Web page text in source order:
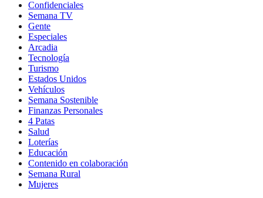
Confidenciales
Semana TV
Gente
Especiales
Arcadia
Tecnología
Turismo
Estados Unidos
Vehículos
Semana Sostenible
Finanzas Personales
4 Patas
Salud
Loterías
Educación
Contenido en colaboración
Semana Rural
Mujeres